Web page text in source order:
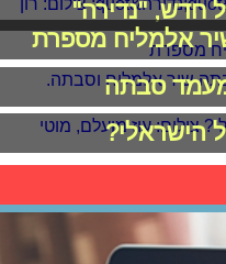
חדש, "נדירה"
אלמליח מספרת
סבתה
הישראלי?